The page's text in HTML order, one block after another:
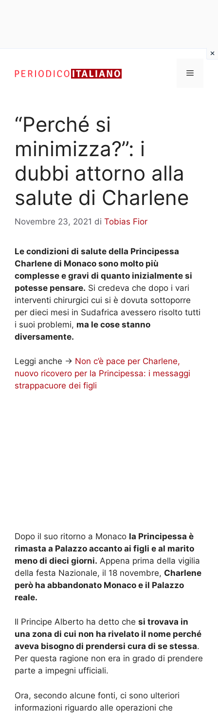
contenuto
Menu
“Perché si
minimizza?”: i
dubbi attorno alla
salute di Charlene
Novembre 23, 2021 di Tobias Fior
Le condizioni di salute della Principessa
Charlene di Monaco sono molto più
complesse e gravi di quanto inizialmente si
potesse pensare. Si credeva che dopo i vari
interventi chirurgici cui si è dovuta sottoporre
per dieci mesi in Sudafrica avessero risolto tutti
i suoi problemi, ma le cose stanno
diversamente.
Leggi anche -> Non c’è pace per Charlene,
nuovo ricovero per la Principessa: i messaggi
strappacuore dei figli
Dopo il suo ritorno a Monaco la Principessa è
rimasta a Palazzo accanto ai figli e al marito
meno di dieci giorni. Appena prima della vigilia
della festa Nazionale, il 18 novembre, Charlene
però ha abbandonato Monaco e il Palazzo
reale.
Il Principe Alberto ha detto che si trovava in
una zona di cui non ha rivelato il nome perché
aveva bisogno di prendersi cura di se stessa.
Per questa ragione non era in grado di prendere
parte a impegni ufficiali.
Ora, secondo alcune fonti, ci sono ulteriori
informazioni riguardo alle operazioni che